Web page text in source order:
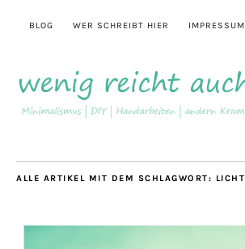
BLOG WER SCHREIBT HIER IMPRESSUM
ALLE ARTIKEL MIT DEM SCHLAGWORT: LICHT